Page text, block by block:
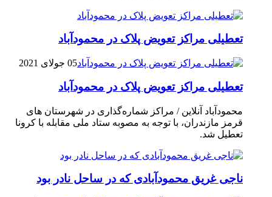
تعطیلی مراکز تعویض پلاک در محمودآباد
05 جولای 2021
تعطیلی مراکز تعویض پلاک در محمودآباد
محمودآباد آنلاین / مراکز شماره‌گذاری در شهر‌ستان های
قرمز مازندران، با توجه به مصوبه ستاد ملی مقابله با کرونا
تعطیل شد.
ناجی غریق محمودآبادی که در ساحل نادر بود